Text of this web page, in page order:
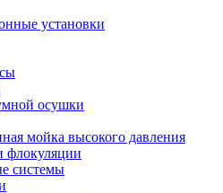
установки
осушки
мойка высокого давления
флокуляции
системы